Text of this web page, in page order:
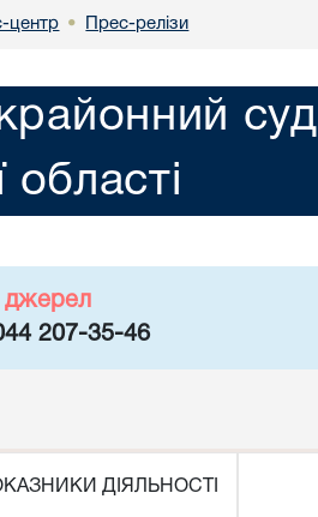
центр • Прес-релізи
суд
джерел
207-35-46
ДІЯЛЬНОСТІ